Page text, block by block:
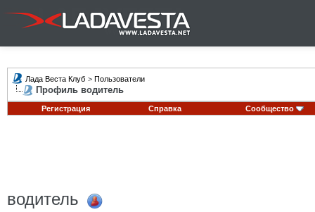
Лада Веста Клуб > Пользователи
Профиль водитель
Регистрация Справка Сообщество
водитель